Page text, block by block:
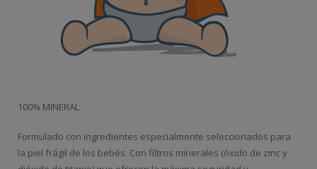
100% MINERAL
Formulado con ingredientes especialmente seleccionados para
la piel frágil de los bebés. Con filtros minerales (óxido de zinc y